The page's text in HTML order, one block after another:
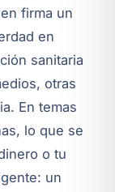
firma un
en
sanitaria
otras
En temas
lo que se
o tu
un